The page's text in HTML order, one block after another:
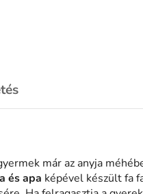
már az anyja
és apa képével készült fa